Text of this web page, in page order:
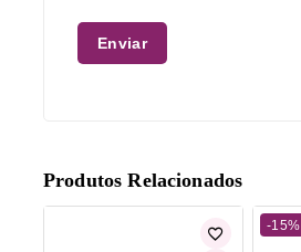
Produtos Relacionados
-15%